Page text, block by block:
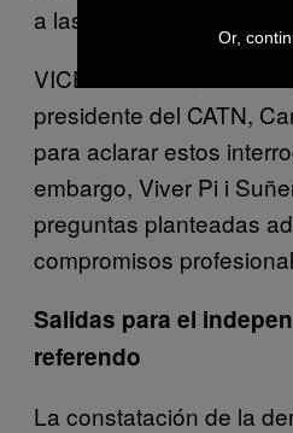
a las propuestas del
VICE News contactó con
presidente del CATN,
para aclarar estos
embargo, Viver Pi i
preguntas planteadas
compromisos
Salidas para el
referendo
La constatación de la
Or,